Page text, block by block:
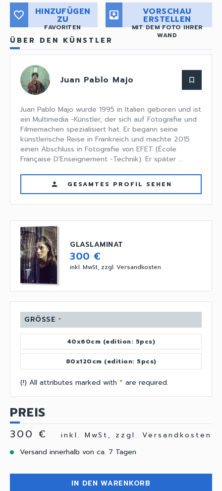
favorite_border HINZUFÜGEN
ZU
FAVORITEN
move_to_inbox VORSCHAU
ERSTELLEN
MIT DEM FOTO IHRER
WAND
ÜBER DEN KÜNSTLER
Juan Pablo Majo bookmark_border
Juan Pablo Majo wurde 1995 in Italien geboren und ist
ein Multimedia -Künstler, der sich auf Fotografie und
Filmemachen spezialisiert hat. Er begann seine
künstlerische Reise in Frankreich und machte 2015
einen Abschluss in Fotografie von EFET (École
Française D'Enseignement -Technik). Er später ...
person GESAMTES PROFIL SEHEN
GLASLAMINAT
300 €
inkl. MwSt, zzgl. Versandkosten
GRÖSSE *
40x60cm (edition: 5pcs)
80x120cm (edition: 5pcs)
(!) All attributes marked with * are required.
PREIS
300 €
inkl. MwSt, zzgl. Versandkosten
Versand innerhalb von ca. 7 Tagen
IN DEN WARENKORB